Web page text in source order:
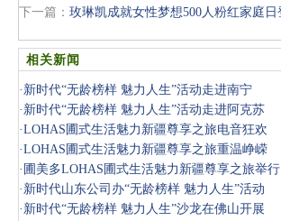
下一篇： 玫琳凯成就女性梦想500人粉红家庭日
相关新闻
· 新时代“无龄榜样 魅力人生”活动走进南宁
· 新时代“无龄榜样 魅力人生”活动走进阿克苏
·LOHAS圃式生活魅力新疆尊享之旅电音狂欢
·LOHAS圃式生活魅力新疆尊享之旅重温峥嵘
· 圃美多LOHAS圃式生活魅力新疆尊享之旅举行
· 新时代山东公司办“无龄榜样 魅力人生”活动
· 新时代“无龄榜样 魅力人生”沙龙在佛山开展